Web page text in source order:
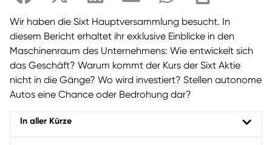
Wir haben die Sixt Hauptversammlung besucht. In
diesem Bericht erhaltet ihr exklusive Einblicke in den
Maschinenraum des Unternehmens: Wie entwickelt sich
das Geschäft? Warum kommt der Kurs der Sixt Aktie
nicht in die Gänge? Wo wird investiert? Stellen autonome
Autos eine Chance oder Bedrohung dar?
In aller Kürze